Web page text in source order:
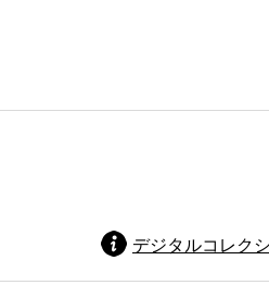
デジタルコレク